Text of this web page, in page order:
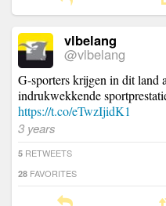
vlbelang
@vlbelang
G-sporters krijgen in dit land
indrukwekkende
https://t.co/eTwzIjidK1
3 years
5 RETWEETS
28 FAVORITES